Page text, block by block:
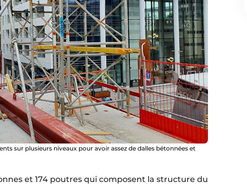
sur plusieurs niveaux pour avoir assez de dalles bétonnées et
et 174 poutres qui composent la structure du